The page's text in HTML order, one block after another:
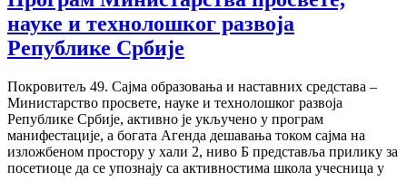
науке и технолошког развоја
Републике Србије
Покровитељ 49. Сајма образовања и наставних средстава –
Министарство просвете, науке и технолошког развоја
Републике Србије, активно је укључено у програм
манифестације, а богата Агенда дешавања током сајма на
изложбеном простору у хали 2, ниво Б представља прилику за
посетиоце да се упознају са активностима школа учесница у